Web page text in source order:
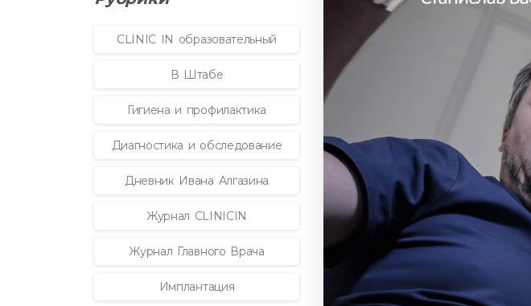
CLINIC IN образовательный
В Штабе
Гигиена и профилактика
Диагностика и обследование
Дневник Ивана Алгазина
Журнал CLINICIN
Журнал Главного Врача
Имплантация